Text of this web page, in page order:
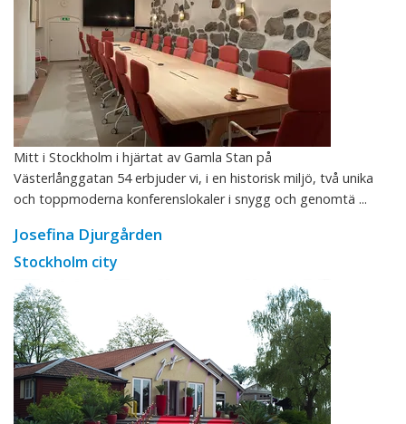
Mitt i Stockholm i hjärtat av Gamla Stan på
Västerlånggatan 54 erbjuder vi, i en historisk miljö, två unika
och toppmoderna konferenslokaler i snygg och genomtä ...
Josefina Djurgården
Stockholm city